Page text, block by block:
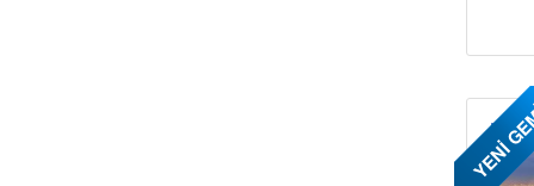
YENİ